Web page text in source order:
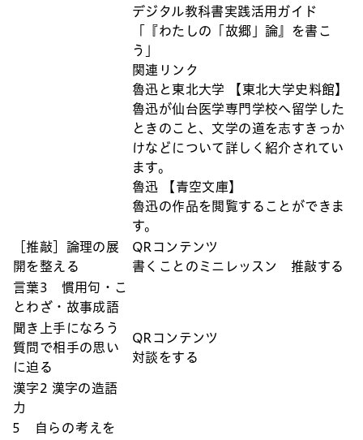
デジタル教科書実践活用ガイド
「『わたしの「故郷」論』を書こ
う」
関連リンク
魯迅と東北大学 【東北大学史料館】
魯迅が仙台医学専門学校へ留学した
ときのこと、文学の道を志すきっか
けなどについて詳しく紹介されてい
ます。
魯迅 【青空文庫】
魯迅の作品を閲覧することができま
す。
［推敲］論理の展
開を整える
QRコンテンツ
書くことのミニレッスン 推敲する
言葉3 慣用句・こ
とわざ・故事成語
聞き上手になろう
質問で相手の思い
に迫る
QRコンテンツ
対談をする
漢字2 漢字の造語
力
5 自らの考えを